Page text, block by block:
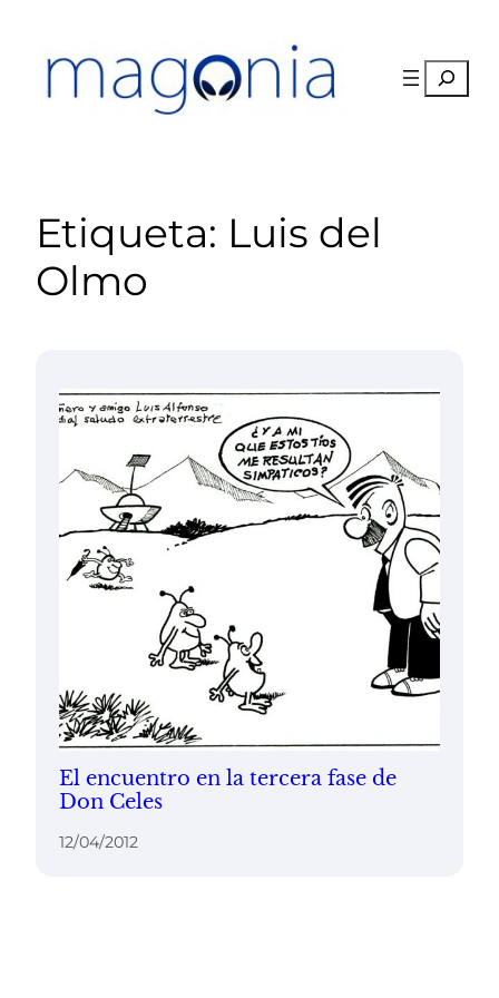
contenido
Buscar
Etiqueta: Luis del
Olmo
El encuentro en la tercera fase de
Don Celes
12/04/2012